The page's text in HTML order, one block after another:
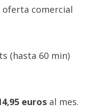
oferta comercial
(hasta 60 min)
euros al mes.